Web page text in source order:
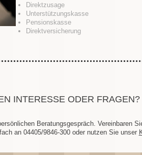
Direktzusage
Unterstützungskasse
Pensionskasse
Direktversicherung
INTERESSE ODER FRAGEN?
Beratungsgespräch. Vereinbaren
an 04405/9846-300 oder nutzen Sie unser